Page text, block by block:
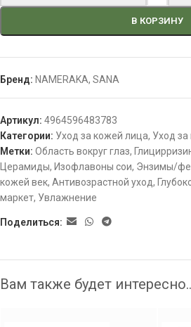
В КОРЗИНУ
Бренд: NAMERAKA, SANA
Артикул: 4964596483783
Категории: Уход за кожей лица, Уход
Метки: Область вокруг глаз,
Церамиды, Изофлавоны сои, Энзимы/
кожей век, Антивозрастной уход,
маркет, Увлажнение
Поделиться:
Вам также будет